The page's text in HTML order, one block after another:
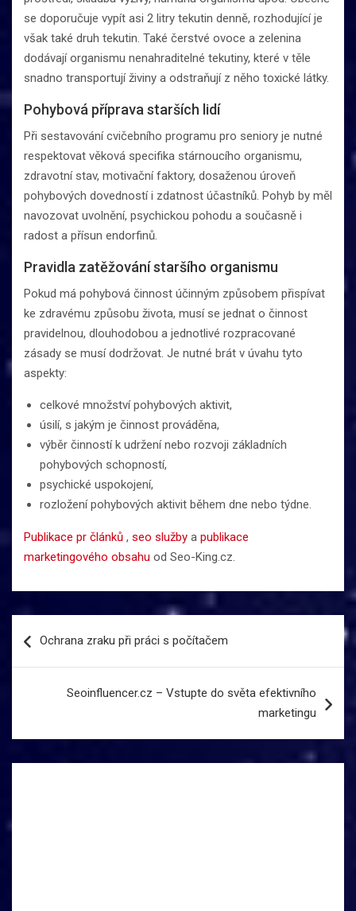
se doporučuje vypít asi 2 litry tekutin denně, rozhodující je
však také druh tekutin. Také čerstvé ovoce a zelenina
dodávají organismu nenahraditelné tekutiny, které v těle
snadno transportují živiny a odstraňují z něho toxické látky.
Pohybová příprava starších lidí
Při sestavování cvičebního programu pro seniory je nutné
respektovat věková specifika stárnoucího organismu,
zdravotní stav, motivační faktory, dosaženou úroveň
pohybových dovedností i zdatnost účastníků. Pohyb by měl
navozovat uvolnění, psychickou pohodu a současně i
radost a přísun endorfinů.
Pravidla zatěžování staršího organismu
Pokud má pohybová činnost účinným způsobem přispívat
ke zdravému způsobu života, musí se jednat o činnost
pravidelnou, dlouhodobou a jednotlivé rozpracované
zásady se musí dodržovat. Je nutné brát v úvahu tyto
aspekty:
celkové množství pohybových aktivit,
úsilí, s jakým je činnost prováděna,
výběr činností k udržení nebo rozvoji základních
pohybových schopností,
psychické uspokojení,
rozložení pohybových aktivit během dne nebo týdne.
Publikace pr článků , seo služby a publikace
marketingového obsahu od Seo-King.cz.
proOchrana zraku při práci s počítačem
Seoinfluencer.cz – Vstupte do světa efektivního
marketingu